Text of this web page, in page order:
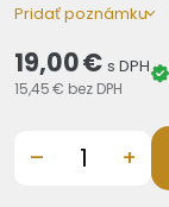
Pridať poznámku
19,00 € s DPH
15,45 € bez DPH
– +